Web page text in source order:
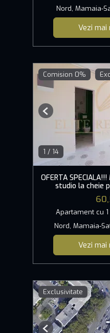
Nord, Mamaia-
Vezi
Comision 0%
1 / 14
Previous
OFERTA
studio la cheie
Apartament cu
Nord, Mamaia-
Vezi
Exclusivitate